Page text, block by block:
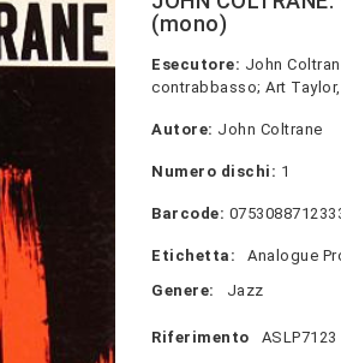
(mono)
Esecutore: John
contrabbasso; Art
Autore: John Coltrane
Numero dischi: 1
Barcode:
Etichetta: Analogue
Genere:
Jazz
Riferimento ASLP7123